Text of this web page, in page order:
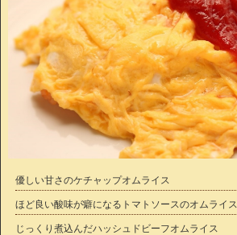
優しい甘さのケチャップオムライス
ほど良い酸味が癖になるトマトソースのオムライス
じっくり煮込んだハッシュドビーフオムライス